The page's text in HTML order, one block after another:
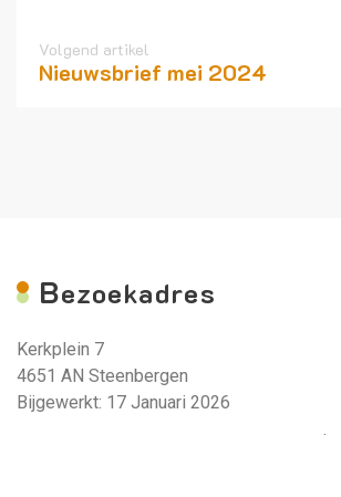
Volgend artikel
Nieuwsbrief mei 2024
Bezoekadres
Kerkplein 7
4651 AN Steenbergen
Bijgewerkt: 17 Januari 2026
.